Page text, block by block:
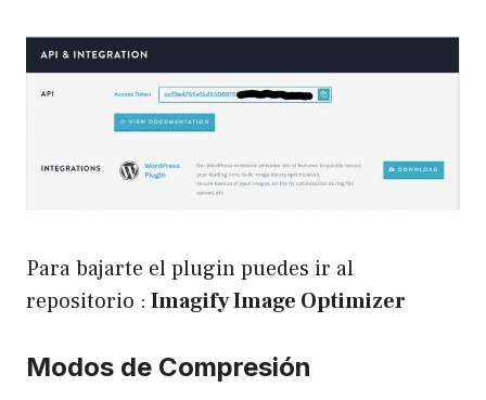
Para bajarte el plugin puedes ir al
repositorio : Imagify Image Optimizer
Modos de Compresión